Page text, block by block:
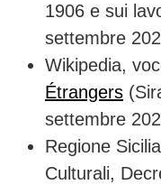
1906 e sui
settembre
Wikipedia,
Étrangers
settembre
Regione
Culturali,